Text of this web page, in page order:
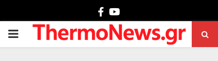
Facebook
PRIMARY